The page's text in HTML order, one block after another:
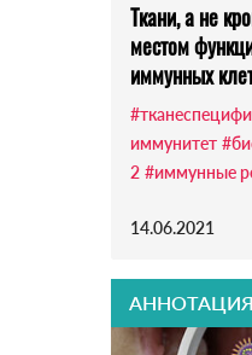
Ткани, а не
местом
иммунных
иммунитет
2 #иммунные
14.06.2021
АННОТАЦИЯ